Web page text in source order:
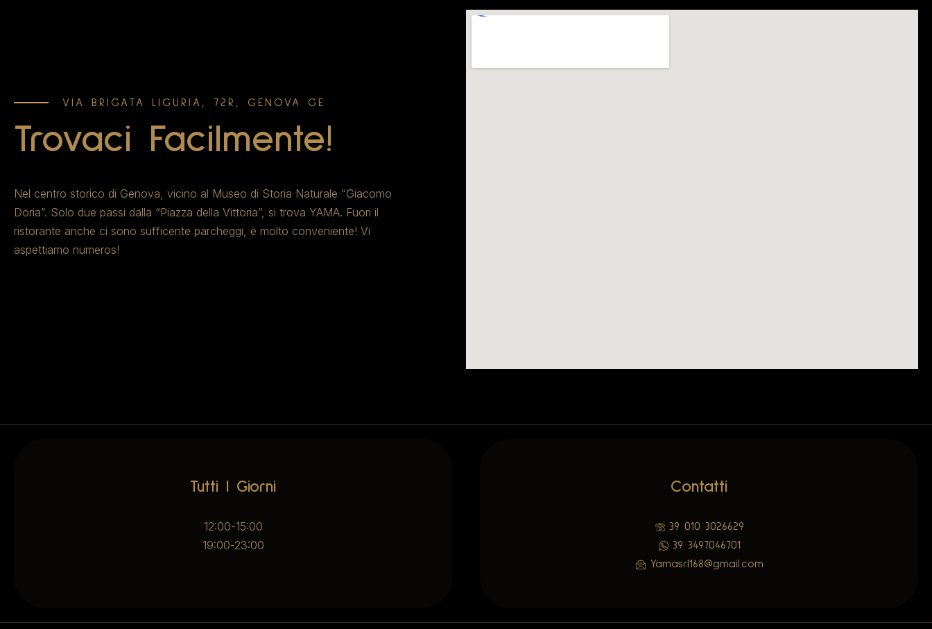
VIA BRIGATA LIGURIA, 72R, GENOVA GE
Trovaci Facilmente!
Nel centro storico di Genova, vicino al Museo di Storia Naturale “Giacomo
Doria”. Solo due passi dalla “Piazza della Vittoria”, si trova YAMA. Fuori il
ristorante anche ci sono sufficente parcheggi, è molto conveniente! Vi
aspettiamo numeros!
Tutti I Giorni
12:00-15:00
19:00-23:00
Contatti
39 010 3026629
39 3497046701
Yamasrl168@gmail.com